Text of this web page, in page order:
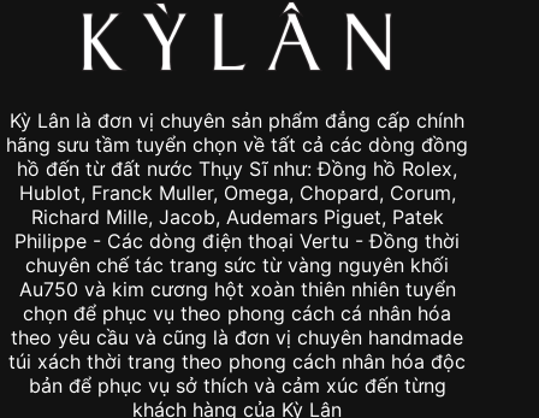
Kỳ Lân là đơn vị chuyên sản phẩm đẳng cấp chính
hãng sưu tầm tuyển chọn về tất cả các dòng đồng
Hublot, Franck Muller, Omega, Chopard, Corum,
Richard Mille, Jacob, Audemars Piguet, Patek
Philippe - Các dòng điện thoại Vertu - Đồng thời
chuyên chế tác trang sức từ vàng nguyên khối
Au750 và kim cương hột xoàn thiên nhiên tuyển
chọn để phục vụ theo phong cách cá nhân hóa
theo yêu cầu và cũng là đơn vị chuyên handmade
túi xách thời trang theo phong cách nhân hóa độc
bản để phục vụ sở thích và cảm xúc đến từng
khách hàng của Kỳ Lân